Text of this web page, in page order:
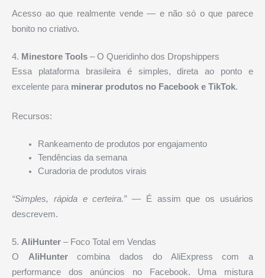
Acesso ao que realmente vende — e não só o que parece
bonito no criativo.
4. Minestore Tools – O Queridinho dos Dropshippers
Essa plataforma brasileira é simples, direta ao ponto e
excelente para minerar produtos no Facebook e TikTok.
Recursos:
Rankeamento de produtos por engajamento
Tendências da semana
Curadoria de produtos virais
“Simples, rápida e certeira.”— É assim que os usuários
descrevem.
5. AliHunter – Foco Total em Vendas
O AliHuntercombina dados do AliExpress com a
performance dos anúncios no Facebook. Uma mistura